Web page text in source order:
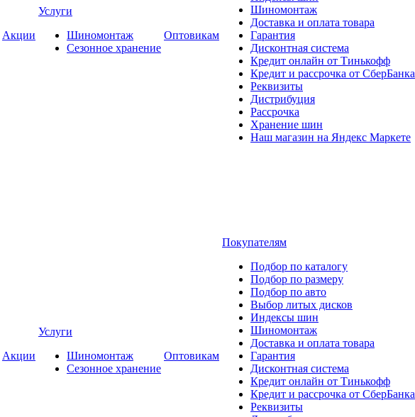
Акции
Услуги
Шиномонтаж
Сезонное хранение
Оптовикам
Шиномонтаж
Доставка и оплата товара
Гарантия
Дисконтная система
Кредит онлайн от Тинькофф
Кредит и рассрочка от СберБанка
Реквизиты
Дистрибуция
Рассрочка
Хранение шин
Наш магазин на Яндекс Маркете
Акции
Услуги
Шиномонтаж
Сезонное хранение
Оптовикам
Покупателям
Подбор по каталогу
Подбор по размеру
Подбор по авто
Выбор литых дисков
Индексы шин
Шиномонтаж
Доставка и оплата товара
Гарантия
Дисконтная система
Кредит онлайн от Тинькофф
Кредит и рассрочка от СберБанка
Реквизиты